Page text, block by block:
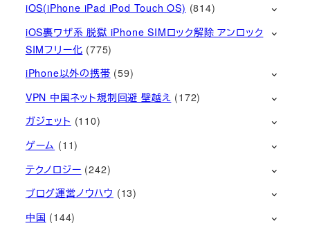
iOS(iPhone iPad iPod Touch OS) (814)
iOS裏ワザ系 脱獄 iPhone SIMロック解除 アンロック
SIMフリー化 (775)
iPhone以外の携帯 (59)
VPN 中国ネット規制回避 壁越え (172)
ガジェット (110)
ゲーム (11)
テクノロジー (242)
ブログ運営ノウハウ (13)
中国 (144)